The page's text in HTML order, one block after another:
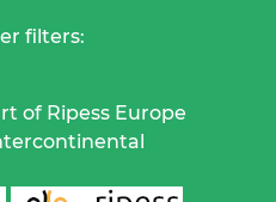
filters:
of Ripess Europe